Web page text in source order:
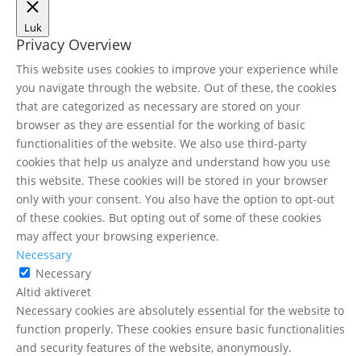
Luk
Privacy Overview
This website uses cookies to improve your experience while
you navigate through the website. Out of these, the cookies
that are categorized as necessary are stored on your
browser as they are essential for the working of basic
functionalities of the website. We also use third-party
cookies that help us analyze and understand how you use
this website. These cookies will be stored in your browser
only with your consent. You also have the option to opt-out
of these cookies. But opting out of some of these cookies
may affect your browsing experience.
Necessary
Necessary
Altid aktiveret
Necessary cookies are absolutely essential for the website to
function properly. These cookies ensure basic functionalities
and security features of the website, anonymously.